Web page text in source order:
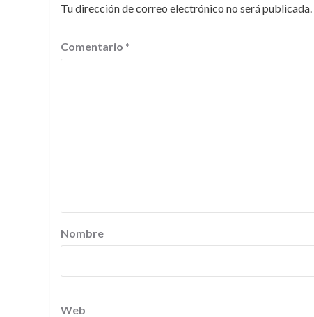
Tu dirección de correo electrónico no será publicada.
Comentario *
Nombre
Web